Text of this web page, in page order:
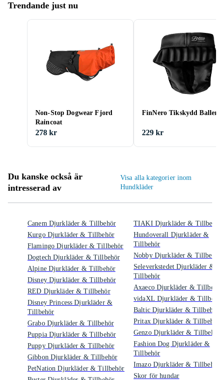
Trendande just nu
Non-Stop Dogwear Fjord
Raincoat
278 kr
FinNero Tikskydd
229 kr
Du kanske också är
intresserad av
Visa alla kategorier inom
Hundkläder
Canem Djurkläder & Tillbehör
Kurgo Djurkläder & Tillbehör
Flamingo Djurkläder & Tillbehör
Dogtech Djurkläder & Tillbehör
Alpine Djurkläder & Tillbehör
Disney Djurkläder & Tillbehör
RED Djurkläder & Tillbehör
Disney Princess Djurkläder &
Tillbehör
Grabo Djurkläder & Tillbehör
Puppia Djurkläder & Tillbehör
Puppy Djurkläder & Tillbehör
Gibbon Djurkläder & Tillbehör
PetNation Djurkläder & Tillbehör
TIAKI Djurkläder &
Hundoverall Djurkläder &
Tillbehör
Nobby Djurkläder &
Seleverkstedet Djurkläder &
Tillbehör
Axaeco Djurkläder &
vidaXL Djurkläder &
Baltic Djurkläder & Tillbehör
Pritax Djurkläder & Tillbehör
Genzo Djurkläder & Tillbehör
Fashion Dog Djurkläder &
Tillbehör
Imazo Djurkläder & Tillbehör
Skor för hundar